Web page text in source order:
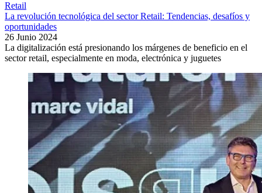
Retail
La revolución tecnológica del sector Retail: Tendencias, desafíos y
oportunidades
26 Junio 2024
La digitalización está presionando los márgenes de beneficio en el
sector retail, especialmente en moda, electrónica y juguetes